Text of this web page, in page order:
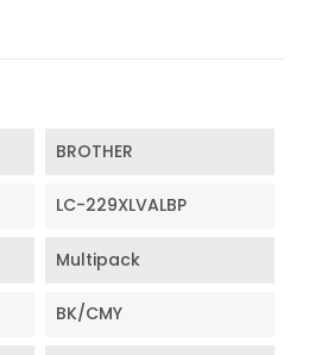
BROTHER
LC-229XLVALBP
Multipack
BK/CMY